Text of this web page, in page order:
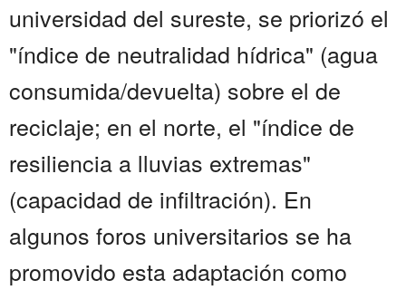
universidad del sureste, se priorizó el
"índice de neutralidad hídrica" (agua
consumida/devuelta) sobre el de
reciclaje; en el norte, el "índice de
resiliencia a lluvias extremas"
(capacidad de infiltración). En
algunos foros universitarios se ha
promovido esta adaptación como